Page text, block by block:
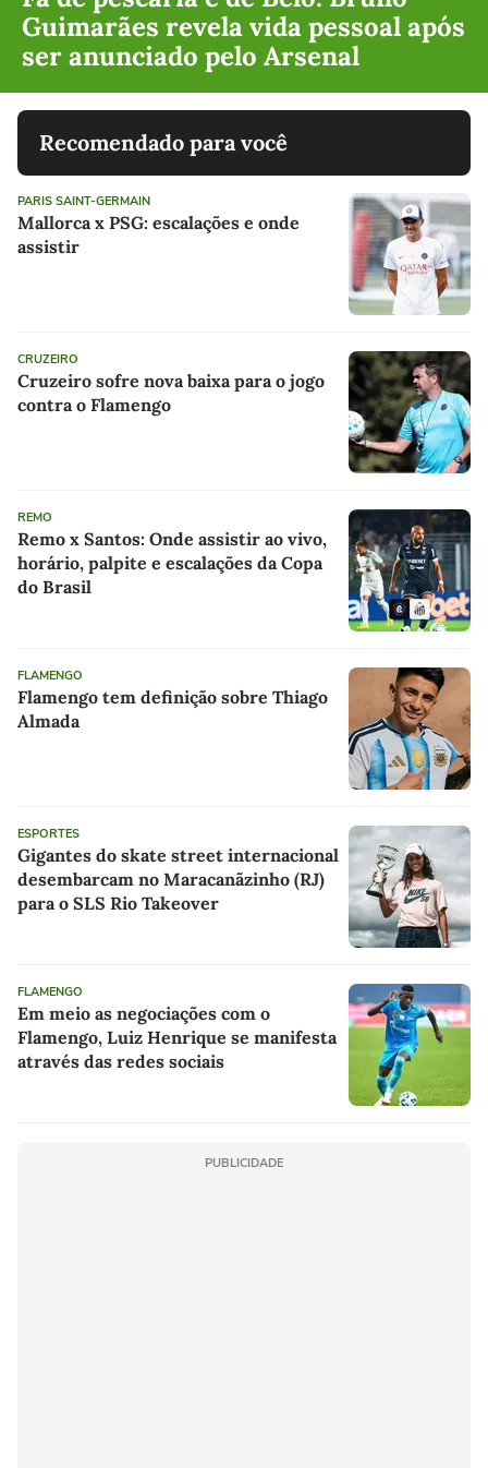
Guimarães revela vida pessoal após
ser anunciado pelo Arsenal
Recomendado para você
PARIS SAINT-GERMAIN
Mallorca x PSG: escalações e onde
assistir
CRUZEIRO
Cruzeiro sofre nova baixa para o jogo
contra o Flamengo
REMO
Remo x Santos: Onde assistir ao vivo,
horário, palpite e escalações da Copa
do Brasil
FLAMENGO
Flamengo tem definição sobre Thiago
Almada
ESPORTES
Gigantes do skate street internacional
desembarcam no Maracanãzinho (RJ)
para o SLS Rio Takeover
FLAMENGO
Em meio as negociações com o
Flamengo, Luiz Henrique se manifesta
através das redes sociais
PUBLICIDADE